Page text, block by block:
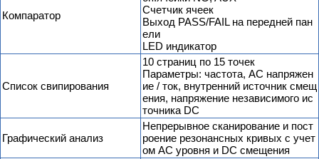
Компаратор
Счетчик ячеек
Выход PASS/FAIL на передней пан
ели
LED индикатор
Список свипирования
10 страниц по 15 точек
Параметры: частота, AC напряжен
ие / ток, внутренний источник смещ
ения, напряжение независимого ис
точника DC
Графический анализ
Непрерывное сканирование и пост
роение резонансных кривых с учет
ом AC уровня и DC смещения